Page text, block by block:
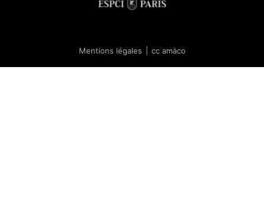
Mentions légales cc amàco